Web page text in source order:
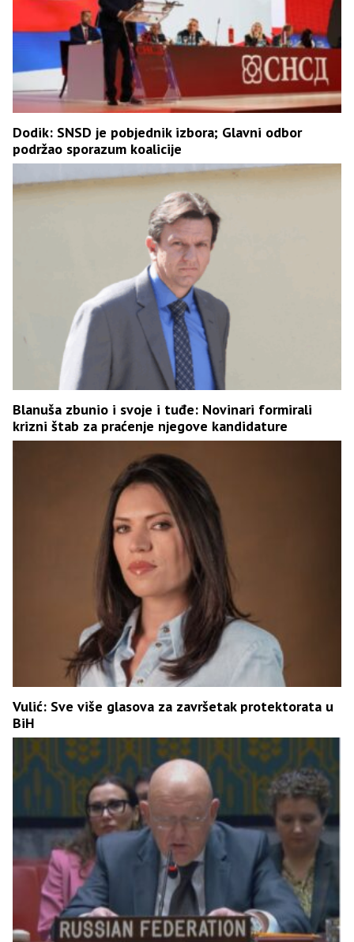
Dodik: SNSD je pobjednik izbora; Glavni odbor
podržao sporazum koalicije
Blanuša zbunio i svoje i tuđe: Novinari formirali
krizni štab za praćenje njegove kandidature
Vulić: Sve više glasova za završetak protektorata u
BiH